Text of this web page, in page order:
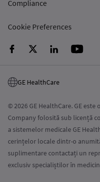
Compliance
Cookie Preferences
GE HealthCare
© 2026 GE HealthCare. GE
Company folosită sub licență
a sistemelor medicale GE
cerințelor locale dintr-o
suplimentare contactați un
exclusiv specialiștilor în